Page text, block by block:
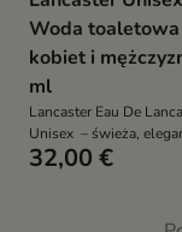
Woda
kobiet i
ml
Lancaster Eau De
Unisex – świeża,
woda toaletowa dla
32,00 €